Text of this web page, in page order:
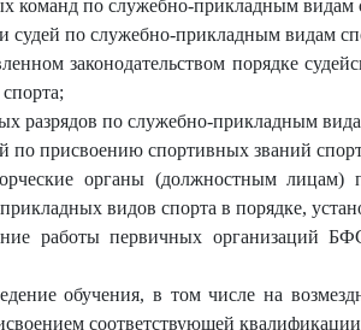
команд по служебно-прикладным видам
судей по служебно-прикладным видам
законодательством порядке
разрядов по служебно-прикладным
по присвоению спортивных званий
органы (должностным лицам)
видов спорта в порядке,
работы первичных организаций
обучения, в том числе на
соответствующей